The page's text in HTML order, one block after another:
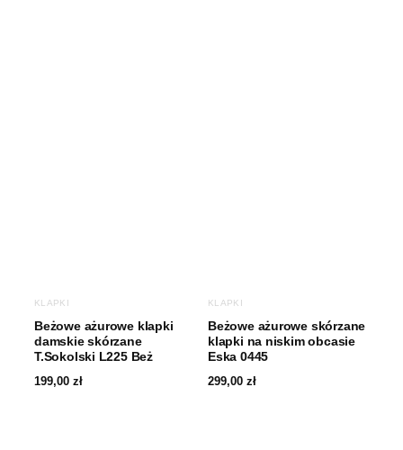
KLAPKI
Beżowe ażurowe klapki
damskie skórzane
T.Sokolski L225 Beż
199,00 zł
KLAPKI
Beżowe ażurowe skórzane
klapki na niskim obcasie
Eska 0445
299,00 zł